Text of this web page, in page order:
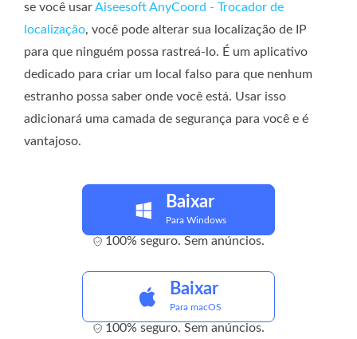
se você usarAiseesoft AnyCoord - Trocador de
localização, você pode alterar sua localização de IP
para que ninguém possa rastreá-lo. É um aplicativo
dedicado para criar um local falso para que nenhum
estranho possa saber onde você está. Usar isso
adicionará uma camada de segurança para você e é
vantajoso.
Baixar
Para Windows
100% seguro. Sem anúncios.
Baixar
Para macOS
100% seguro. Sem anúncios.